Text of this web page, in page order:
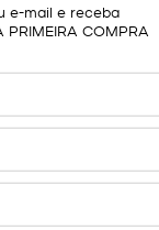
e-mail e receba
PRIMEIRA COMPRA